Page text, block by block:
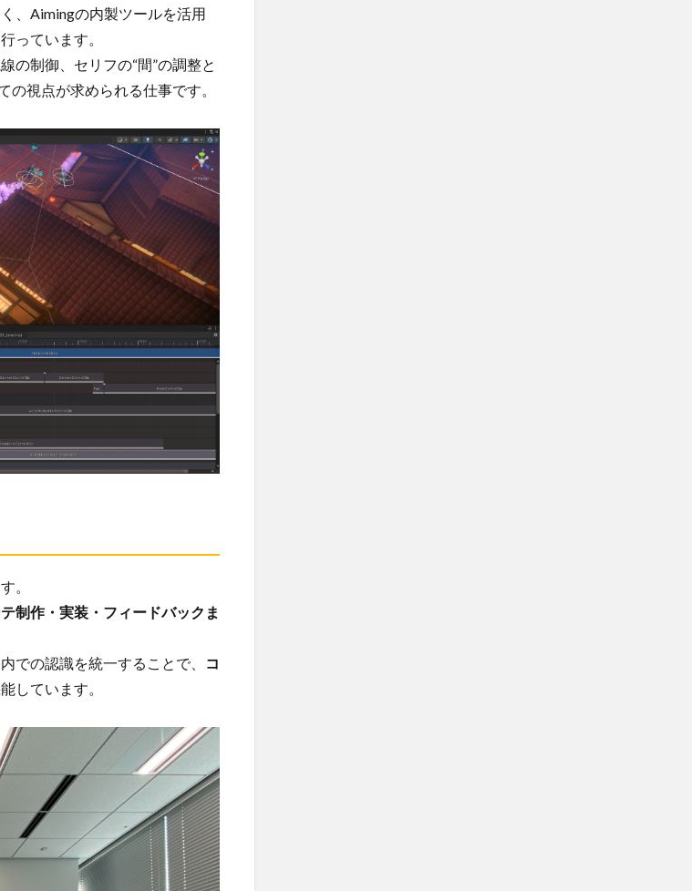
、Aimingの内製ツールを活用
っています。
の制御、セリフの“間”の調整と
の視点が求められる仕事です。
。
制作・実装・フィードバックま
での認識を統一することで、
コ
しています。